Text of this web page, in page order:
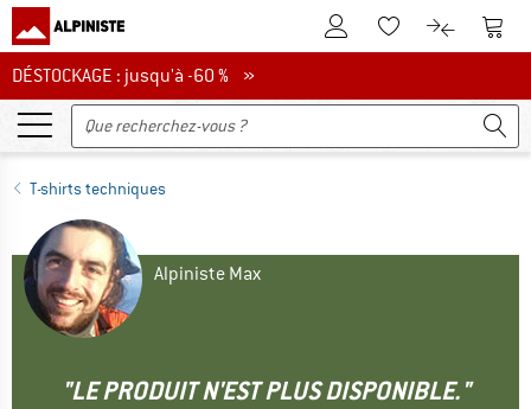
Vers le compte client
Vers la liste
Vers le
DÉSTOCKAGE : jusqu'à -60 %
DÉSTOCKAGE : jusqu'à -60 % »
T-shirts techniques
Alpiniste Max
"LE PRODUIT N'EST PLUS DISPONIBLE."